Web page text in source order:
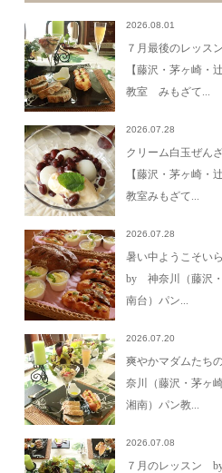
2026.08.01
７月最後のレッ
【藤沢・茅ヶ崎・
教室 みもざて...
2026.07.28
クリーム白玉ぜ
【藤沢・茅ヶ崎・
教室みもざて...
2026.07.28
暑い中ようこそい
by 神奈川（藤沢
南台）パン...
2026.07.20
爽やかマダムたち
奈川（藤沢・茅ヶ
湘南）パン教...
2026.07.08
７月のレッスン